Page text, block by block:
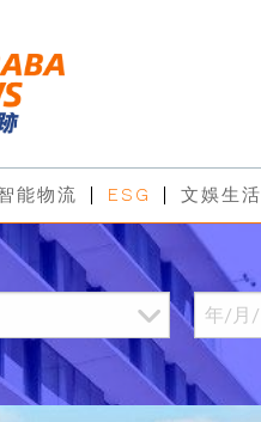
能物流 ESG 文娛生活